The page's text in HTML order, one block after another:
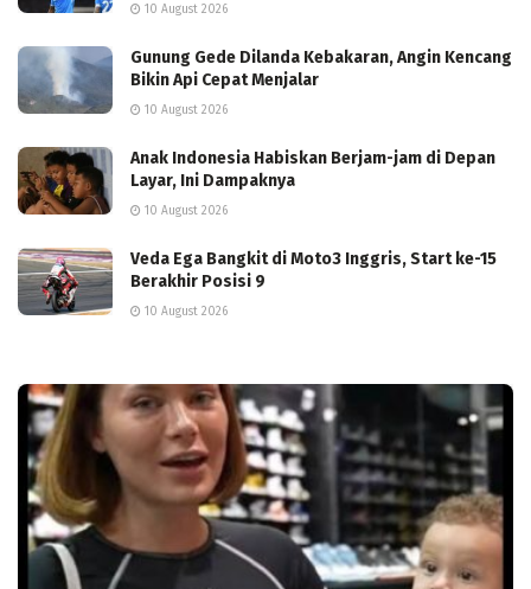
10 August 2026
Gunung Gede Dilanda Kebakaran, Angin Kencang
Bikin Api Cepat Menjalar
10 August 2026
Anak Indonesia Habiskan Berjam-jam di Depan
Layar, Ini Dampaknya
10 August 2026
Veda Ega Bangkit di Moto3 Inggris, Start ke-15
Berakhir Posisi 9
10 August 2026